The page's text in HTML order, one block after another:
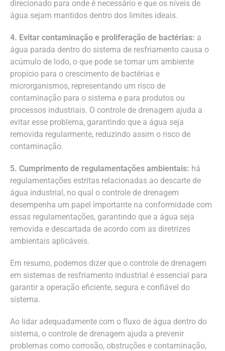
direcionado para onde é necessário e que os níveis de
água sejam mantidos dentro dos limites ideais.
4. Evitar contaminação e proliferação de bactérias: a
água parada dentro do sistema de resfriamento causa o
acúmulo de lodo, o que pode se tornar um ambiente
propício para o crescimento de bactérias e
microrganismos, representando um risco de
contaminação para o sistema e para produtos ou
processos industriais. O controle de drenagem ajuda a
evitar esse problema, garantindo que a água seja
removida regularmente, reduzindo assim o risco de
contaminação.
5. Cumprimento de regulamentações ambientais: há
regulamentações estritas relacionadas ao descarte de
água industrial, no qual o controle de drenagem
desempenha um papel importante na conformidade com
essas regulamentações, garantindo que a água seja
removida e descartada de acordo com as diretrizes
ambientais aplicáveis.
Em resumo, podemos dizer que o controle de drenagem
em sistemas de resfriamento industrial é essencial para
garantir a operação eficiente, segura e confiável do
sistema.
Ao lidar adequadamente com o fluxo de água dentro do
sistema, o controle de drenagem ajuda a prevenir
problemas como corrosão, obstruções e contaminação,